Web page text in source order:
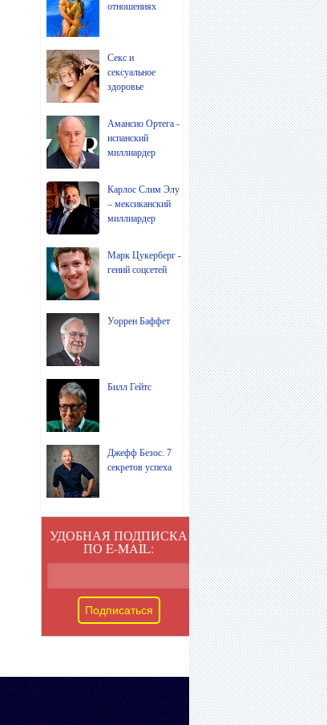
отношениях
Секс и
сексуальное
здоровье
Амансио Ортега -
испанский
миллиардер
Карлос Слим Элу
– мексиканский
миллиардер
Марк Цукерберг -
гений соцсетей
Уоррен Баффет
Билл Гейтс
Джефф Безос. 7
секретов успеха
УДОБНАЯ ПОДПИСКА
ПО E-MAIL: